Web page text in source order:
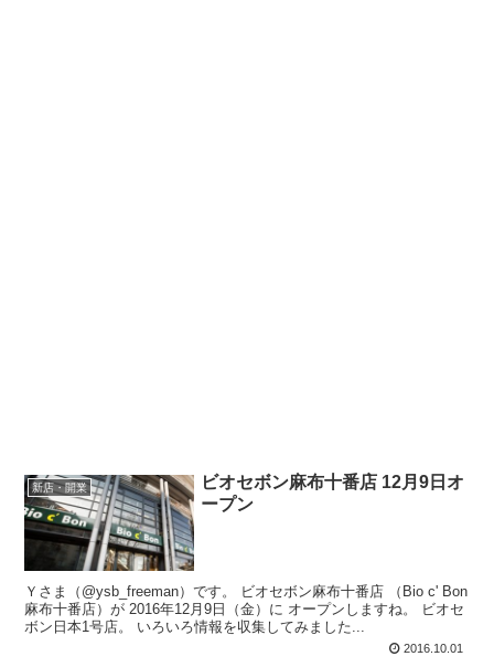
新店・開業
ビオセボン麻布十番店 12月9日オ
ープン
Ｙさま（@ysb_freeman）です。 ビオセボン麻布十番店 （Bio c' Bon
麻布十番店）が 2016年12月9日（金）に オープンしますね。 ビオセ
ボン日本1号店。 いろいろ情報を収集してみました...
2016.10.01